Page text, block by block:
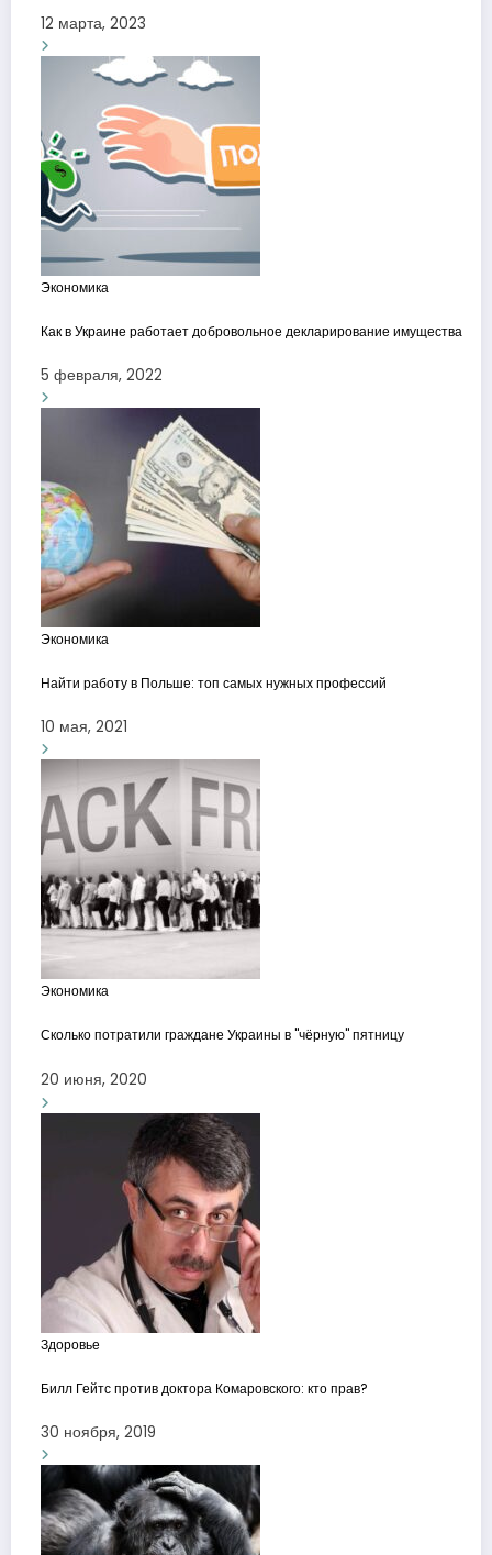
12 марта, 2023
Экономика
Как в Украине работает добровольное декларирование имущества
5 февраля, 2022
Экономика
Найти работу в Польше: топ самых нужных профессий
10 мая, 2021
Экономика
Сколько потратили граждане Украины в "чёрную" пятницу
20 июня, 2020
Здоровье
Билл Гейтс против доктора Комаровского: кто прав?
30 ноября, 2019